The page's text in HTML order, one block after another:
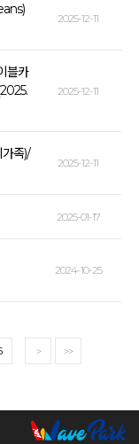
2025-12-11
블카
2025-12-11
족)/
2025-12-11
2025-01-17
2024-10-25
> >>